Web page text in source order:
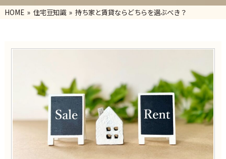
HOME» 住宅豆知識» 持ち家と賃貸ならどちらを選ぶべき？